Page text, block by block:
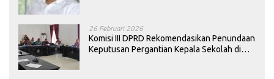
26 Februari 2026
Komisi III DPRD Rekomendasikan Penundaan
Keputusan Pergantian Kepala Sekolah di